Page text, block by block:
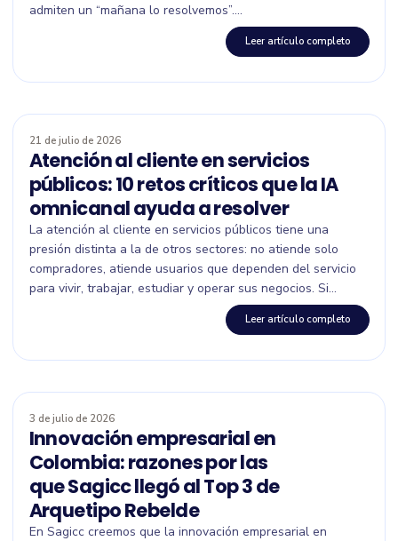
admiten un “mañana lo resolvemos”....
Leer artículo completo
21 de julio de 2026
Atención al cliente en servicios
públicos: 10 retos críticos que la IA
omnicanal ayuda a resolver
La atención al cliente en servicios públicos tiene una
presión distinta a la de otros sectores: no atiende solo
compradores, atiende usuarios que dependen del servicio
para vivir, trabajar, estudiar y operar sus negocios. Si...
Leer artículo completo
3 de julio de 2026
Innovación empresarial en
Colombia: razones por las
que Sagicc llegó al Top 3 de
Arquetipo Rebelde
En Sagicc creemos que la innovación empresarial en